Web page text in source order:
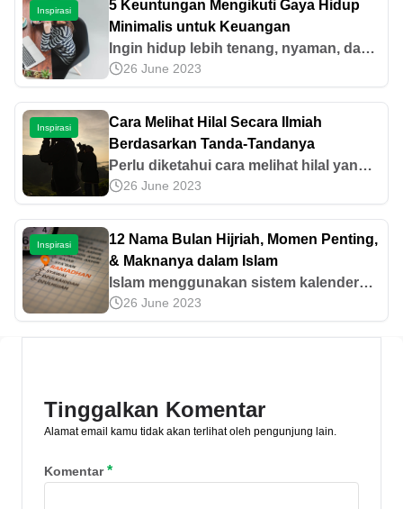
Inspirasi
5 Keuntungan Mengikuti Gaya Hidup
Minimalis untuk Keuangan
Ingin hidup lebih tenang, nyaman, dan
aman untuk dompet? Yuk, coba gaya
hidup minimalis!
26 June 2023
Inspirasi
Cara Melihat Hilal Secara Ilmiah
Berdasarkan Tanda-Tandanya
Perlu diketahui cara melihat hilal yang
tepat agar awal bulan Ramadan dapat
ditentukan secara akurat. Mari simak
pembahasan selengkapnya di sini.
26 June 2023
Inspirasi
12 Nama Bulan Hijriah, Momen Penting,
& Maknanya dalam Islam
Islam menggunakan sistem kalender
Hijriah sebagai acuan dalam
melaksanakan ibadah. Lantas, apa saja
26 June 2023
Tinggalkan Komentar
Alamat email kamu tidak akan terlihat oleh pengunjung lain.
Komentar*